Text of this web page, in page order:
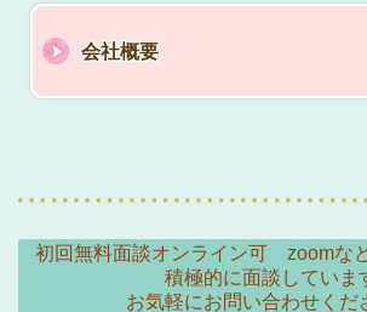
会社概要
初回無料面談オンライン可 zoomな
積極的に面談していま
お気軽にお問い合わせくだ